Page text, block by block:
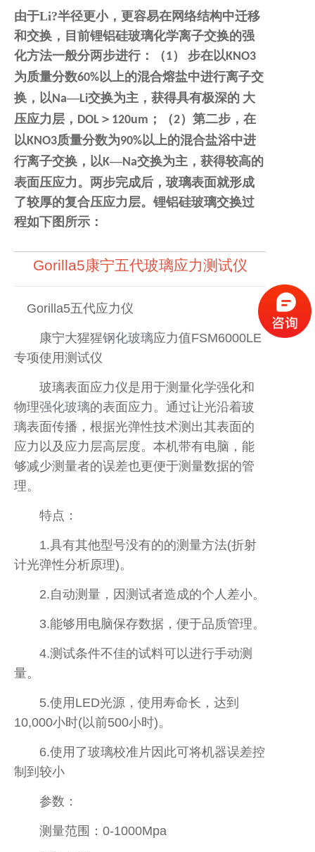
由于Li?半径更小，更容易在网络结构中迁移
和交换，目前锂铝硅玻璃化学离子交换的强
化方法一般分两步进行：（1） 步在以 KNO3
为质量分数60%以上的混合熔盐中进行离子交
换，以 Na—Li交换为主，获得具有极深的 大
压应力层， DOL ＞ 120um ；（2）第二步，在
以 KNO3质量分数为90%以上的混合盐浴中进
行离子交换，以 K—Na交换为主，获得较高的
表面压应力。两步完成后，玻璃表面就形成
了较厚的复合压应力层。锂铝硅玻璃交换过
程如下图所示：
Gorilla5康宁五代玻璃应力测试仪
Gorilla5五代应力仪
康宁大猩猩钢化玻璃应力值FSM6000LE
专项使用测试仪
玻璃表面应力仪是用于测量化学强化和
物理强化玻璃的表面应力。通过让光沿着玻
璃表面传播，根据光弹性技术测出其表面的
应力以及应力层高层度。本机带有电脑，能
够减少测量者的误差也更便于测量数据的管
理。
特点：
1.具有其他型号没有的的测量方法(折射
计光弹性分析原理)。
2.自动测量，因测试者造成的个人差小。
3.能够用电脑保存数据，便于品质管理。
4.测试条件不佳的试料可以进行手动测
量。
5.使用LED光源，使用寿命长，达到
10,000小时(以前500小时)。
6.使用了玻璃校准片因此可将机器误差控
制到较小
参数：
测量范围：0-1000Mpa